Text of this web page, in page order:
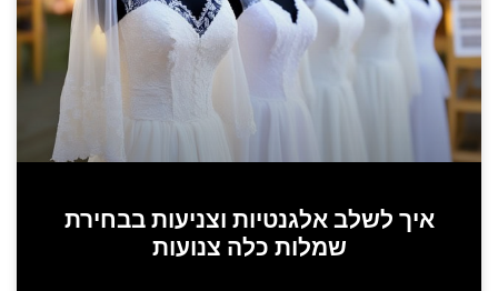
איך לשלב אלגנטיות וצניעות בבחירת
שמלות כלה צנועות